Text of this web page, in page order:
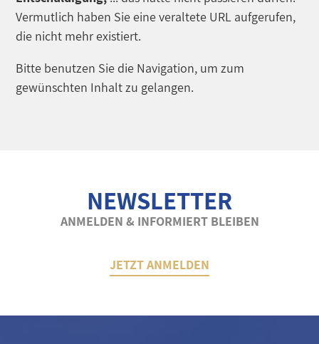
Vermutlich haben Sie eine veraltete URL aufgerufen,
die nicht mehr existiert.
Bitte benutzen Sie die Navigation, um zum
gewünschten Inhalt zu gelangen.
NEWSLETTER
ANMELDEN & INFORMIERT BLEIBEN
JETZT ANMELDEN